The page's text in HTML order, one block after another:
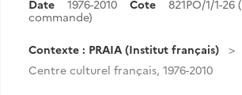
Date 1976-2010 Cote
821PO/1/1-
commande)
Contexte : PRAIA (Institut français)
Centre culturel français, 1976-2010